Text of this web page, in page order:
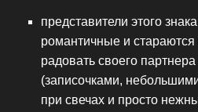
представители этого
романтичные и
радовать своего
(записочками,
при свечах и просто